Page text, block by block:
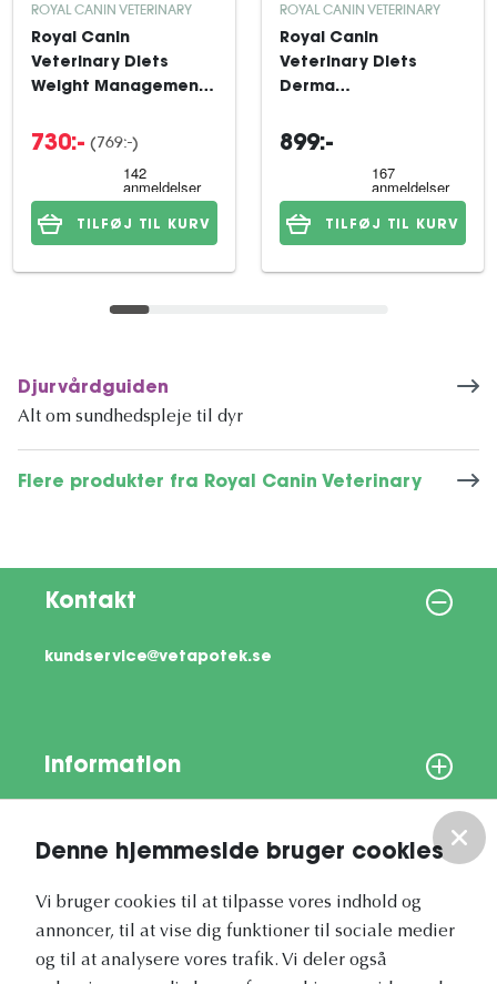
Denne hjemmeside bruger cookies
Vi bruger cookies til at tilpasse vores indhold og
annoncer, til at vise dig funktioner til sociale medier
og til at analysere vores trafik. Vi deler også
ROYAL CANIN VETERINARY
Royal Canin
Veterinary Diets
Weight Management
hund 12 kg
730:- (769:-)
TILFØJ TIL KURV
ROYAL CANIN VETERINARY
Royal Canin
Veterinary Diets
Derma
tørfoder til hund 14
899:-
TILFØJ TIL KURV
Djurvårdguiden
Alt om sundhedspleje til dyr
Flere produkter fra Royal Canin Veterinary
Kontakt
kundservice@vetapotek.se
Information
Vores nyhedsbrev